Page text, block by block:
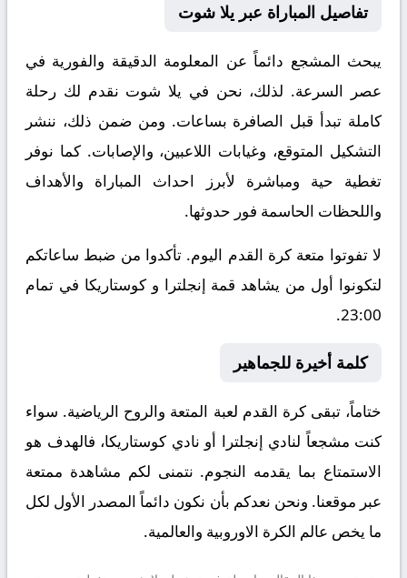
تفاصيل المباراة عبر يلا شوت
يبحث المشجع دائماً عن المعلومة الدقيقة والفورية في
عصر السرعة. لذلك، نحن في يلا شوت نقدم لك رحلة
كاملة تبدأ قبل الصافرة بساعات. ومن ضمن ذلك، ننشر
التشكيل المتوقع، وغيابات اللاعبين، والإصابات. كما نوفر
تغطية حية ومباشرة لأبرز احداث المباراة والأهداف
واللحظات الحاسمة فور حدوثها.
لا تفوتوا متعة كرة القدم اليوم. تأكدوا من ضبط ساعاتكم
لتكونوا أول من يشاهد قمة إنجلترا و كوستاريكا في تمام
23:00.
كلمة أخيرة للجماهير
ختاماً، تبقى كرة القدم لعبة المتعة والروح الرياضية. سواء
كنت مشجعاً لنادي إنجلترا أو نادي كوستاريكا، فالهدف هو
الاستمتاع بما يقدمه النجوم. نتمنى لكم مشاهدة ممتعة
عبر موقعنا. ونحن نعدكم بأن نكون دائماً المصدر الأول لكل
ما يخص عالم الكرة الاوروبية والعالمية.